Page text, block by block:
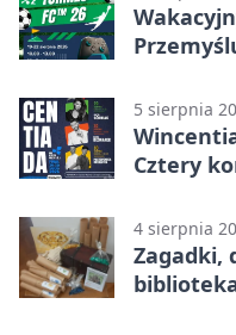
5 sierpnia
Cztery
4 sierpnia
Zagadki,